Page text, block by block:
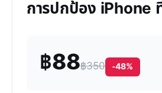
การปกป้อง iPhone
฿88฿350 -48%